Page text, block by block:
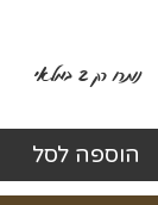
נותרו רק 2 במלאי
הוספה לסל